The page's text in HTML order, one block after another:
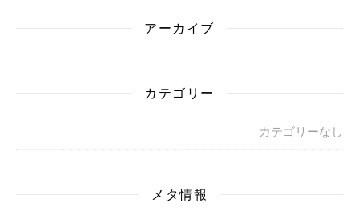
アーカイブ
カテゴリー
カテゴリーなし
メタ情報